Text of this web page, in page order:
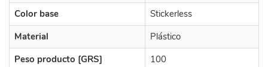
Color base
Stickerless
Material
Plástico
Peso producto [GRS]
100